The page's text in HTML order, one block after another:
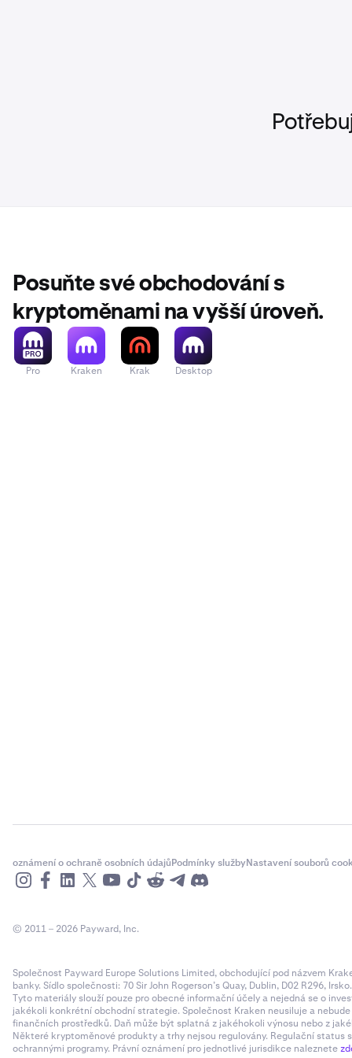
Posuňte své obchodování s
kryptoměnami na vyšší úroveň.
Pro Kraken Krak Desktop
oznámení o ochraně osobních údajůPodmínky službyNastavení souborů
© 2011 – 2026 Payward, Inc.
Společnost Payward Europe Solutions Limited, obchodující pod názvem
banky. Sídlo společnosti: 70 Sir John Rogerson’s Quay, Dublin, D02 R296,
Tyto materiály slouží pouze pro obecné informační účely a nejedná se o
jakékoli konkrétní obchodní strategie. Společnost Kraken neusiluje a
finančních prostředků. Daň může být splatná z jakéhokoli výnosu nebo z
Některé kryptoměnové produkty a trhy nejsou regulovány. Regulační
ochrannými programy. Právní oznámení pro jednotlivé jurisdikce naleznete